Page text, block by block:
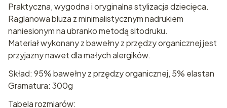
Praktyczna, wygodna i oryginalna stylizacja dziecięca.
Raglanowa bluza z minimalistycznym nadrukiem
naniesionym na ubranko metodą sitodruku.
Materiał wykonany z bawełny z przędzy organicznej jest
przyjazny nawet dla małych alergików.
Skład: 95% bawełny z przędzy organicznej, 5% elastan
Gramatura: 300g
Tabela rozmiarów: